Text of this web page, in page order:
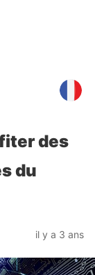
des
du
il y a 3 ans